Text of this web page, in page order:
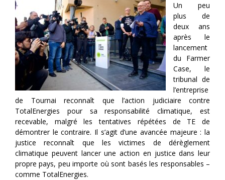
Un peu
plus de
deux ans
après le
lancement
du Farmer
Case, le
tribunal de
l’entreprise
de Tournai reconnaît que l’action judiciaire contre
TotalEnergies pour sa responsabilité climatique, est
recevable, malgré les tentatives répétées de TE de
démontrer le contraire. Il s’agit d’une avancée majeure : la
justice reconnaît que les victimes de dérèglement
climatique peuvent lancer une action en justice dans leur
propre pays, peu importe où sont basés les responsables –
comme TotalEnergies.